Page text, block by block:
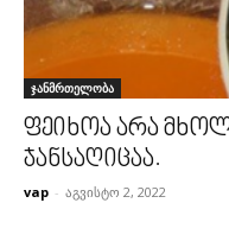
ჯანმრთელობა
ფეიხოა არა
ჯანსაღიცაა.
vap - აგვისტო 2, 2022